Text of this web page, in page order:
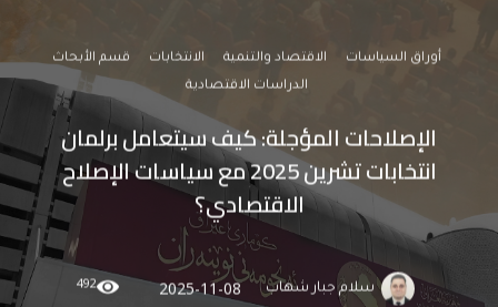
أوراق السياسات الاقتصاد والتنمية الانتخابات
قسم الأبحاث
الدراسات الاقتصادية
الإصلاحات المؤجلة: كيف سيتعامل برلمان
انتخابات تشرين 2025 مع سياسات الإصلاح
الاقتصادي؟
سلام جبار شهاب 2025-11-08
492